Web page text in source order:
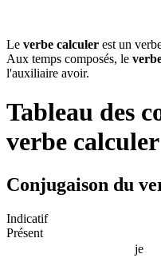
Le verbe calculer est un
Aux temps composés, le
l'auxiliaire avoir.
Tableau des
verbe calculer
Conjugaison du
Indicatif
Présent
je